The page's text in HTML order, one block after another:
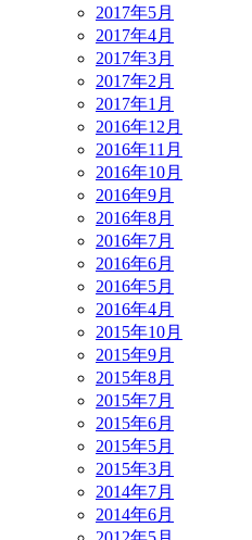
2017年5月
2017年4月
2017年3月
2017年2月
2017年1月
2016年12月
2016年11月
2016年10月
2016年9月
2016年8月
2016年7月
2016年6月
2016年5月
2016年4月
2015年10月
2015年9月
2015年8月
2015年7月
2015年6月
2015年5月
2015年3月
2014年7月
2014年6月